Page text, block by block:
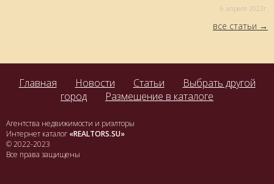
6 aпреля 2023г.
все статьи
Главная Новости Статьи
Выбрать другой
город
Размещение в каталоге
Агентства недвижимости и риэлторы
Интернет каталог «REALTORS.SU»
© 2022-2023
Все права защищены